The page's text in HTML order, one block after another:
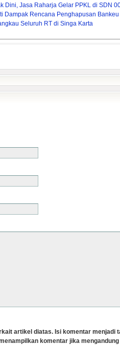
Dini, Jasa Raharja Gelar PPKL di SDN
Dampak Rencana Penghapusan
Seluruh RT di Singa Karta
artikel diatas. Isi komentar menjadi
komentar jika